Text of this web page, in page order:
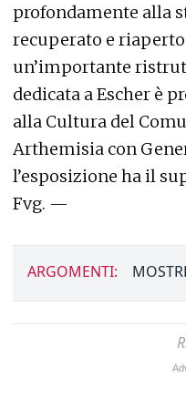
profondamente alla
recuperato e
un’importante
dedicata a Escher è
alla Cultura del
Arthemisia con
l’esposizione ha il
Fvg. —
ARGOMENTI: